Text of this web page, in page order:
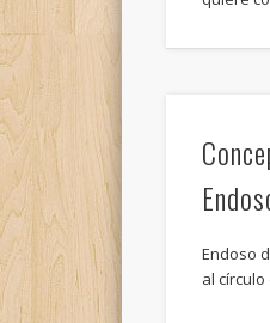
Endoso
al